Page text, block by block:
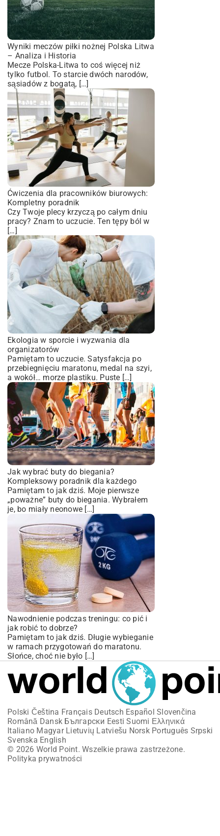
Wyniki meczów piłki nożnej Polska Litwa
– Analiza i Historia
Mecze Polska-Litwa to coś więcej niż
tylko futbol. To starcie dwóch narodów,
sąsiadów z bogatą, […]
Ćwiczenia dla pracowników biurowych:
Kompletny poradnik
Czy Twoje plecy krzyczą po całym dniu
pracy? Znam to uczucie. Ten tępy ból w
[…]
Ekologia w sporcie i wyzwania dla
organizatorów
Pamiętam to uczucie. Satysfakcja po
przebiegnięciu maratonu, medal na szyi,
a wokół… morze plastiku. Puste […]
Jak wybrać buty do biegania?
Kompleksowy poradnik dla każdego
Pamiętam to jak dziś. Moje pierwsze
„poważne” buty do biegania. Wybrałem
je, bo miały neonowe […]
Nawodnienie podczas treningu: co pić i
jak robić to dobrze?
Pamiętam to jak dziś. Długie wybieganie
w ramach przygotowań do maratonu.
Słońce, choć nie było […]
Polski Čeština Français Deutsch Español Slovenčina
Română Dansk Български Eesti Suomi Ελληνικά
Italiano Magyar Lietuvių Latviešu Norsk Português Srpski
Svenska English
© 2026 World Point. Wszelkie prawa zastrzeżone.
Polityka prywatności